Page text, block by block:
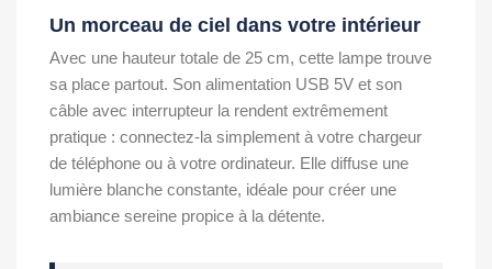
Un morceau de ciel dans votre intérieur
Avec une hauteur totale de 25 cm, cette lampe trouve
sa place partout. Son alimentation USB 5V et son
câble avec interrupteur la rendent extrêmement
pratique : connectez-la simplement à votre chargeur
de téléphone ou à votre ordinateur. Elle diffuse une
lumière blanche constante, idéale pour créer une
ambiance sereine propice à la détente.